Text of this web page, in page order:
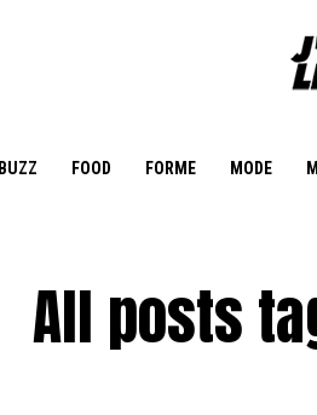
BUZZ FOOD FORME MODE
All posts